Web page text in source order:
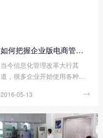
40%，加班减少50%~90%。这
不仅意味低廉的成本和巨大的
的利润，同时，其所能带来的
无形的社会效益同样是一笔相
如何把握企业版电商管理系统实施效果
当今信息化管理改革大行其
道，很多企业开始使用各种类
理，这进一步促进了我国软件
更加贴合企业业务需求。
2016-05-13 